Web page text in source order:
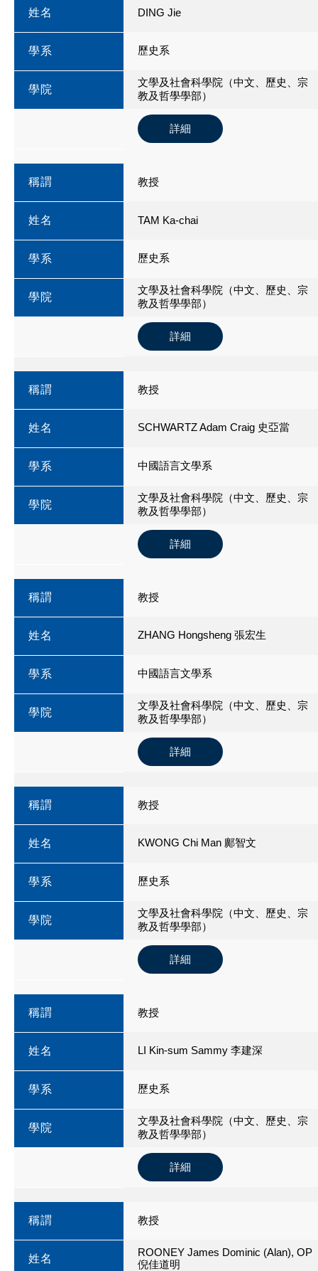
姓名 DING Jie
學系 歷史系
學院
文學及社會科學院（中文、歷史、宗
教及哲學學部）
詳細
稱謂 教授
姓名 TAM Ka-chai
學系 歷史系
學院
文學及社會科學院（中文、歷史、宗
教及哲學學部）
詳細
稱謂 教授
姓名 SCHWARTZ Adam Craig 史亞當
學系 中國語言文學系
學院
文學及社會科學院（中文、歷史、宗
教及哲學學部）
詳細
稱謂 教授
姓名 ZHANG Hongsheng 張宏生
學系 中國語言文學系
學院
文學及社會科學院（中文、歷史、宗
教及哲學學部）
詳細
稱謂 教授
姓名 KWONG Chi Man 鄺智文
學系 歷史系
學院
文學及社會科學院（中文、歷史、宗
教及哲學學部）
詳細
稱謂 教授
姓名 LI Kin-sum Sammy 李建深
學系 歷史系
學院
文學及社會科學院（中文、歷史、宗
教及哲學學部）
詳細
稱謂 教授
姓名
ROONEY James Dominic (Alan), OP
倪佳道明